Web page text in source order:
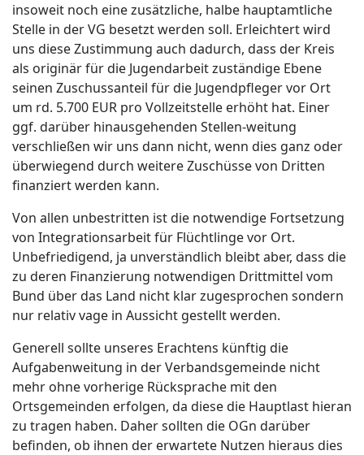
insoweit noch eine zusätzliche, halbe hauptamtliche
Stelle in der VG besetzt werden soll. Erleichtert wird
uns diese Zustimmung auch dadurch, dass der Kreis
als originär für die Jugendarbeit zuständige Ebene
seinen Zuschussanteil für die Jugendpfleger vor Ort
um rd. 5.700 EUR pro Vollzeitstelle erhöht hat. Einer
ggf. darüber hinausgehenden Stellen-weitung
verschließen wir uns dann nicht, wenn dies ganz oder
überwiegend durch weitere Zuschüsse von Dritten
finanziert werden kann.
Von allen unbestritten ist die notwendige Fortsetzung
von Integrationsarbeit für Flüchtlinge vor Ort.
Unbefriedigend, ja unverständlich bleibt aber, dass die
zu deren Finanzierung notwendigen Drittmittel vom
Bund über das Land nicht klar zugesprochen sondern
nur relativ vage in Aussicht gestellt werden.
Generell sollte unseres Erachtens künftig die
Aufgabenweitung in der Verbandsgemeinde nicht
mehr ohne vorherige Rücksprache mit den
Ortsgemeinden erfolgen, da diese die Hauptlast hieran
zu tragen haben. Daher sollten die OGn darüber
befinden, ob ihnen der erwartete Nutzen hieraus dies